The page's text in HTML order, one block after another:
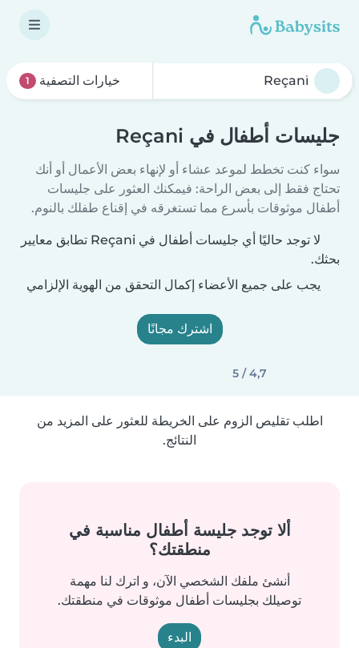
خيارات التصفية 1
جليسات أطفال في Reçani
سواء كنت تخطط لموعد عشاء أو لإنهاء بعض الأعمال أو أنك
تحتاج فقط إلى بعض الراحة: فيمكنك العثور على جليسات
أطفال موثوقات بأسرع مما تستغرقه في إقناع طفلك بالنوم.
لا توجد حاليًا أي جليسات أطفال في Reçani تطابق معايير
بحثك.
يجب على جميع الأعضاء إكمال التحقق من الهوية الإلزامي
اشترك مجانًا
4,7 / 5
اطلب تقليص الزوم على الخريطة للعثور على المزيد من
النتائج.
ألا توجد جليسة أطفال مناسبة في
منطقتك؟
أنشئ ملفك الشخصي الآن، و اترك لنا مهمة
توصيلك بجليسات أطفال موثوقات في منطقتك.
البدء